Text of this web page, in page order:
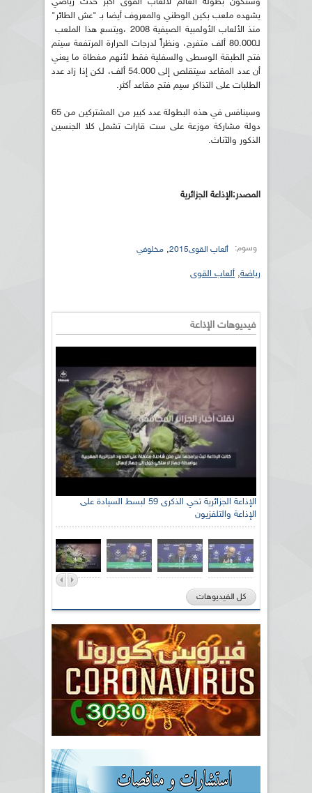
يشهده ملعب بكين الوطني والمعروف أيضا بـ "عش الطائر"
منذ الألعاب الأولمبية الصيفية 2008 ،ويتسع هذا الملعب
لـ80.000 ألف متفرج، ونظراً لدرجات الحرارة المرتفعة سيتم
فتح الطبقة الوسطى والسفلية فقط لأنهم مغطاة ما يعني
أن عدد المقاعد سيتقلص إلى 54.000 ألف، لكن إذا زاد عدد
الطلبات على التذاكر سيم فتح مقاعد أكثر.
وسينافس في هذه البطولة عدد كبير من المشتركين من 65
دولة مشاركة موزعة على ست قارات تشمل كلا الجنسين
الذكور والآناث.
المصدر:الإذاعة الجزائرية
وسوم: ألعاب القوى2015 , مخلوفي
رياضة, ألعاب القوى
فيديوهات الإذاعة
الإذاعة الجزائرية تحي الذكرى 59 لبسط السيادة على
الإذاعة والتلفزيون
كل الفيديوهات